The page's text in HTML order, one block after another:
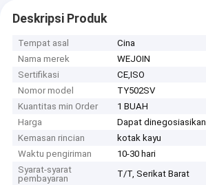
Deskripsi Produk
Tempat asal
Cina
Nama merek
WEJOIN
Sertifikasi
CE,ISO
Nomor model
TY502SV
Kuantitas min Order
1 BUAH
Harga
Dapat dinegosiasikan
Kemasan rincian
kotak kayu
Waktu pengiriman
10-30 hari
Syarat-syarat
pembayaran
T/T, Serikat Barat